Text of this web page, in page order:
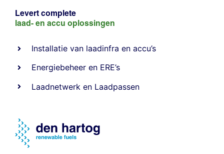
Levert complete
laad- en accu oplossingen
Installatie van laadinfra en accu’s
Energiebeheer en ERE’s
Laadnetwerk en Laadpassen